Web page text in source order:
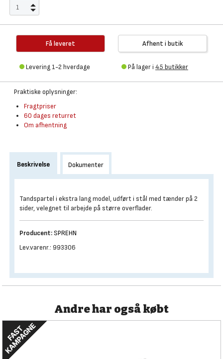
Få leveret
Levering 1-2 hverdage
Afhent i butik
På lager i 45 butikker
Praktiske oplysninger:
Fragtpriser
60 dages returret
Om afhentning
Beskrivelse Dokumenter
Tandspartel i ekstra lang model, udført i stål med tænder på 2
sider, velegnet til arbejde på større overflader.
Producent: SPREHN
Lev.varenr.: 993306
Andre har også købt